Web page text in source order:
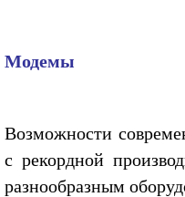
Модемы
Возможности
с рекордной
разнообразным